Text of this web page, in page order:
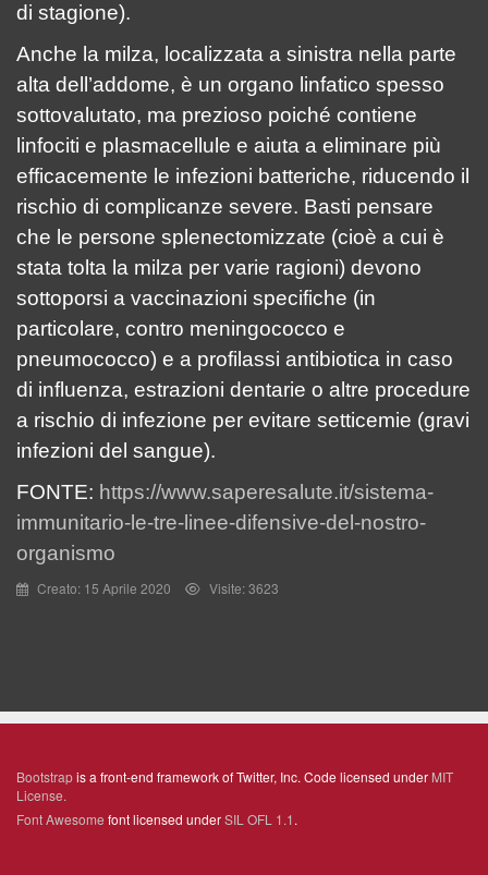
di stagione).
Anche la milza, localizzata a sinistra nella parte
alta dell’addome, è un organo linfatico spesso
sottovalutato, ma prezioso poiché contiene
linfociti e plasmacellule e aiuta a eliminare più
efficacemente le infezioni batteriche, riducendo il
rischio di complicanze severe. Basti pensare
che le persone splenectomizzate (cioè a cui è
stata tolta la milza per varie ragioni) devono
sottoporsi a vaccinazioni specifiche (in
particolare, contro meningococco e
pneumococco) e a profilassi antibiotica in caso
di influenza, estrazioni dentarie o altre procedure
a rischio di infezione per evitare setticemie (gravi
infezioni del sangue).
FONTE: https://www.saperesalute.it/sistema-
immunitario-le-tre-linee-difensive-del-nostro-
organismo
Creato: 15 Aprile 2020 Visite: 3623
Bootstrapis a front-end framework of Twitter, Inc. Code licensed under MIT
License.
Font Awesome font licensed underSIL OFL 1.1.